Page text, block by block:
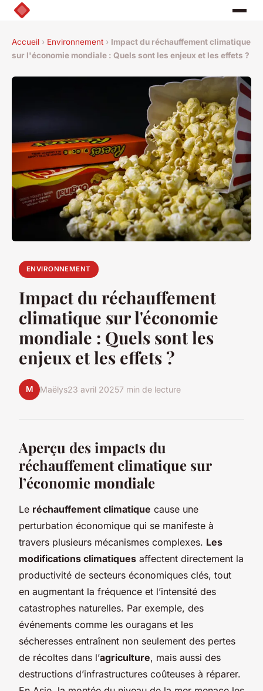
Accueil › Environnement › Impact du réchauffement climatique
sur l'économie mondiale : Quels sont les enjeux et les effets ?
ENVIRONNEMENT
Impact du réchauffement
climatique sur l'économie
mondiale : Quels sont les
enjeux et les effets ?
M Maëlys23 avril 20257 min de lecture
Aperçu des impacts du
réchauffement climatique sur
l’économie mondiale
Le réchauffement climatique cause une
perturbation économique qui se manifeste à
travers plusieurs mécanismes complexes. Les
modifications climatiques affectent directement la
productivité de secteurs économiques clés, tout
en augmentant la fréquence et l’intensité des
catastrophes naturelles. Par exemple, des
événements comme les ouragans et les
sécheresses entraînent non seulement des pertes
de récoltes dans l’agriculture, mais aussi des
destructions d’infrastructures coûteuses à réparer.